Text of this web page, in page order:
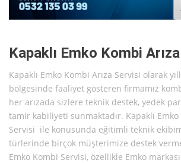
Kapaklı Emko Kombi
Kapaklı Emko Kombi Arıza Servisi olarak
bölgesinde faaliyet gösteren firmamız
her arızada sizlere teknik destek, yedek
tamir kabiliyeti sunmaktadır. Kapaklı Emko
Servisi ile konusunda eğitimli teknik
türlerinde birçok müşterimize destek
Emko Kombi Servisi, özellikle Emko